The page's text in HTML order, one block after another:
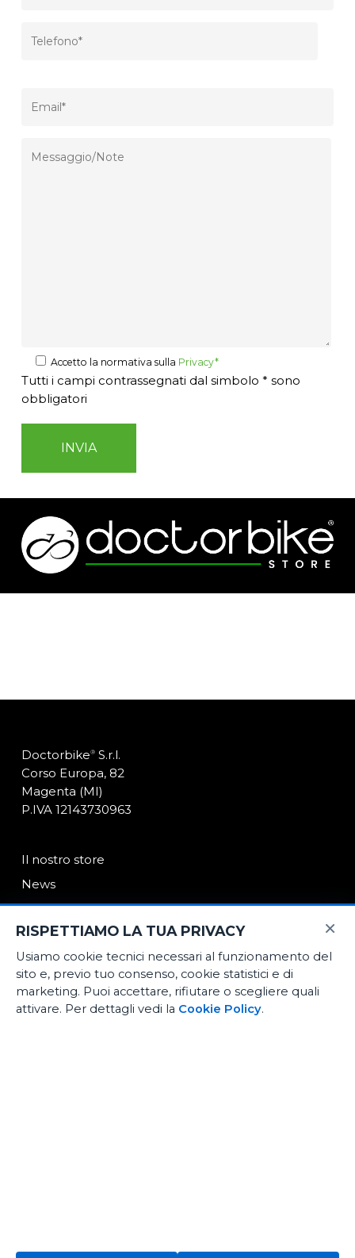
Accetto la normativa sulla Privacy*
Tutti i campi contrassegnati dal simbolo * sono
obbligatori
Doctorbike®S.r.l.
Corso Europa, 82
Magenta (MI)
P.IVA 12143730963
Il nostro store
News
Contatti
E-Commerce
Noleggio medio termine
Officina certificata
×
RISPETTIAMO LA TUA PRIVACY
Usiamo cookie tecnici necessari al funzionamento del
sito e, previo tuo consenso, cookie statistici e di
marketing. Puoi accettare, rifiutare o scegliere quali
attivare. Per dettagli vedi la Cookie Policy.